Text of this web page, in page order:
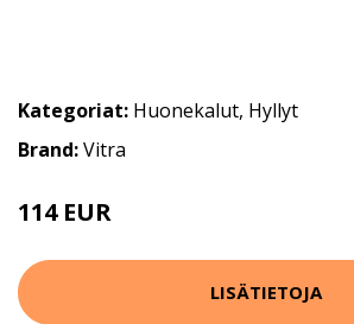
Kategoriat: Huonekalut, Hyllyt
Brand:Vitra
114 EUR
LISÄTIETOJA